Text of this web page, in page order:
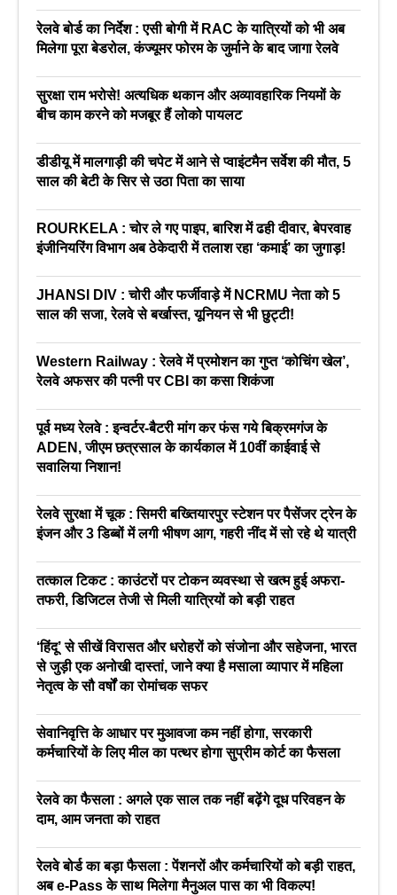
रेलवे बोर्ड का निर्देश : एसी बोगी में RAC के यात्रियों को भी अब
मिलेगा पूरा बेडरोल, कंज्यूमर फोरम के जुर्माने के बाद जागा रेलवे
सुरक्षा राम भरोसे! अत्यधिक थकान और अव्यावहारिक नियमों के
बीच काम करने को मजबूर हैं लोको पायलट
डीडीयू में मालगाड़ी की चपेट में आने से प्वाइंटमैन सर्वेश की मौत, 5
साल की बेटी के सिर से उठा पिता का साया
ROURKELA : चोर ले गए पाइप, बारिश में ढही दीवार, बेपरवाह
इंजीनियरिंग विभाग अब ठेकेदारी में तलाश रहा ‘कमाई’ का जुगाड़!
JHANSI DIV : चोरी और फर्जीवाड़े में NCRMU नेता को 5
साल की सजा, रेलवे से बर्खास्त, यूनियन से भी छुट्टी!
Western Railway : रेलवे में प्रमोशन का गुप्त ‘कोचिंग खेल’,
रेलवे अफसर की पत्नी पर CBI का कसा शिकंजा
पूर्व मध्य रेलवे : इन्वर्टर-बैटरी मांग कर फंस गये बिक्रमगंज के
ADEN, जीएम छत्रसाल के कार्यकाल में 10वीं काईवाई से
सवालिया निशान!
रेलवे सुरक्षा में चूक : सिमरी बख्तियारपुर स्टेशन पर पैसेंजर ट्रेन के
इंजन और 3 डिब्बों में लगी भीषण आग, गहरी नींद में सो रहे थे यात्री
तत्काल टिकट : काउंटरों पर टोकन व्यवस्था से खत्म हुई अफरा-
तफरी, डिजिटल तेजी से मिली यात्रियों को बड़ी राहत
‘हिंदू’ से सीखें विरासत और धरोहरों को संजोना और सहेजना, भारत
से जुड़ी एक अनोखी दास्तां, जाने क्या है मसाला व्यापार में महिला
नेतृत्व के सौ वर्षों का रोमांचक सफर
सेवानिवृत्ति के आधार पर मुआवजा कम नहीं होगा, सरकारी
कर्मचारियों के लिए मील का पत्थर होगा सुप्रीम कोर्ट का फैसला
रेलवे का फैसला : अगले एक साल तक नहीं बढ़ेंगे दूध परिवहन के
दाम, आम जनता को राहत
रेलवे बोर्ड का बड़ा फैसला : पेंशनरों और कर्मचारियों को बड़ी राहत,
अब e-Pass के साथ मिलेगा मैनुअल पास का भी विकल्प!